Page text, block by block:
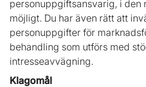
personuppgiftsansvarig, i den
möjligt. Du har även rätt att
personuppgifter för
behandling som utförs med
intresseavvägning.
Klagomål